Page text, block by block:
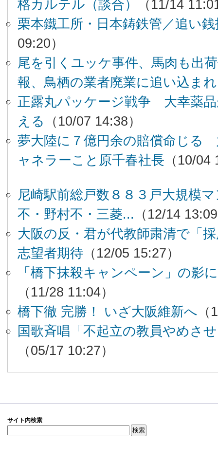
格カルテル（談合）
（11/14
栗本鐵工所・日本鋳鉄管／追い
09:20）
尾を引くユッケ事件、馬肉も出
報、鳥栖の業者廃業に追い込ま
正露丸パッケージ戦争 大幸薬
える
（10/07 14:38）
夢大陸に７億円余の賠償命じる
ャネラーこと原千春社長 （10/
尼崎駅前総戸数８８３戸大規模
不・野村不・三菱... （12/14
大阪の反・君が代教師粛清で「
志望者期待 （12/05 15:27）
「橋下抹殺キャンペーン」の影
（11/28 11:04）
橋下徹 完勝！ いざ大阪維新へ
国歌斉唱「不起立の教員やめさ
（05/17 10:27）
サイト内検索